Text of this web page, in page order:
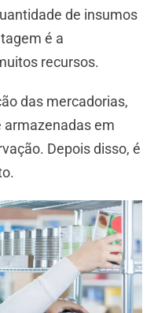
de insumos
é a
recursos.
das mercadorias,
armazenadas em
Depois disso, é